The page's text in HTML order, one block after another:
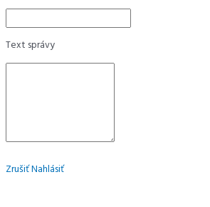
Text správy
ZrušiťNahlásiť